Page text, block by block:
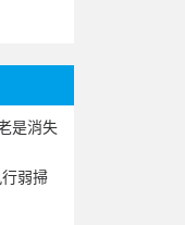
是消失
弱掃